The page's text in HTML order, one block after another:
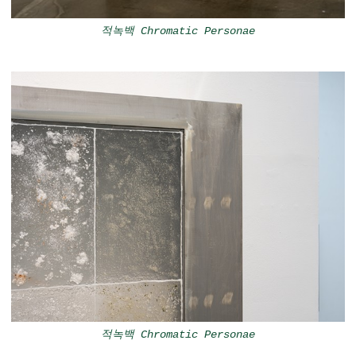
적녹백 Chromatic Personae
적녹백 Chromatic Personae